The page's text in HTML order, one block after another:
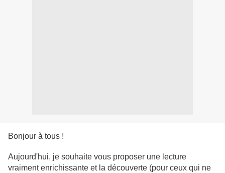
Bonjour à tous !
Aujourd'hui, je souhaite vous proposer une lecture
vraiment enrichissante et la découverte (pour ceux qui ne